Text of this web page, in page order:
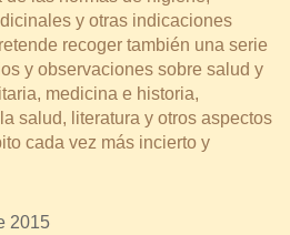
y otras indicaciones
recoger también una serie
y observaciones sobre salud y
medicina e historia,
salud, literatura y otros aspectos
cada vez más incierto y
2015